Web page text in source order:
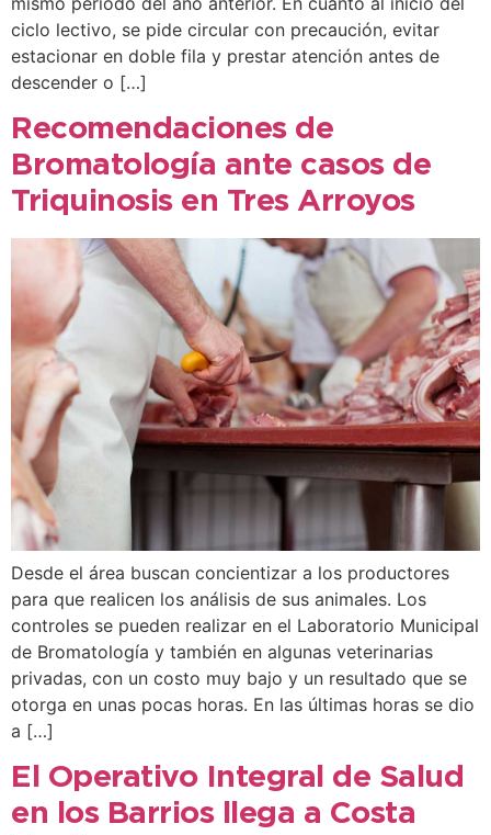
ciclo lectivo, se pide circular con precaución, evitar
estacionar en doble fila y prestar atención antes de
descender o […]
Recomendaciones de
Bromatología ante casos de
Triquinosis en Tres Arroyos
Desde el área buscan concientizar a los productores
para que realicen los análisis de sus animales. Los
controles se pueden realizar en el Laboratorio Municipal
de Bromatología y también en algunas veterinarias
privadas, con un costo muy bajo y un resultado que se
otorga en unas pocas horas. En las últimas horas se dio
a […]
El Operativo Integral de Salud
en los Barrios llega a Costa